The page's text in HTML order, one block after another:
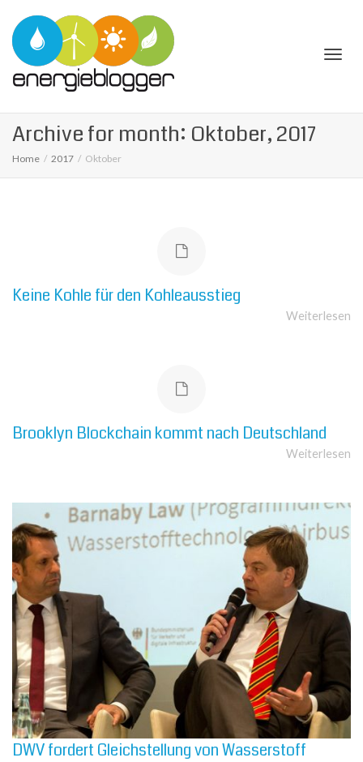
Archive for month: Oktober, 2017
Home 2017 Oktober
Keine Kohle für den Kohleausstieg
Weiterlesen
Brooklyn Blockchain kommt nach Deutschland
Weiterlesen
DWV fordert Gleichstellung von Wasserstoff